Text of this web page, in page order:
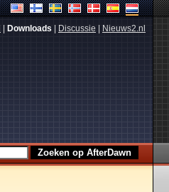
Downloads Discussie Nieuws2.nl